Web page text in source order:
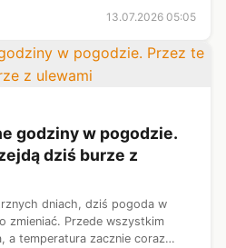
jaka pogoda czeka nas dziś.
13.07.2026 05:05
godziny w pogodzie.
dziś burze z
dniach, dziś pogoda w
zmieniać. Przede wszystkim
a temperatura zacznie coraz